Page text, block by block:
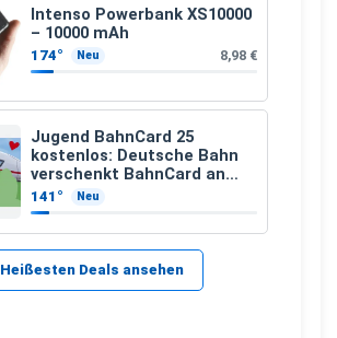
Intenso Powerbank XS10000
– 10000 mAh
174° Neu 8,98 €
Jugend BahnCard 25
kostenlos: Deutsche Bahn
verschenkt BahnCard an
Kinder und Jugendliche
141° Neu
Heißesten Deals ansehen